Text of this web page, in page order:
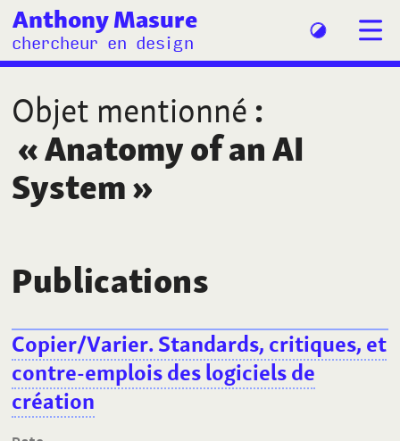
Anthony Masure
chercheur en design
Objet mentionné :
«Anatomy of an AI
System»
Publications
Copier/Varier. Standards, critiques, et
contre-emplois des logiciels de
création